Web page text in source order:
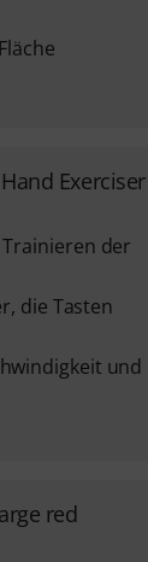
Exerciser
der
die Tasten
und
red